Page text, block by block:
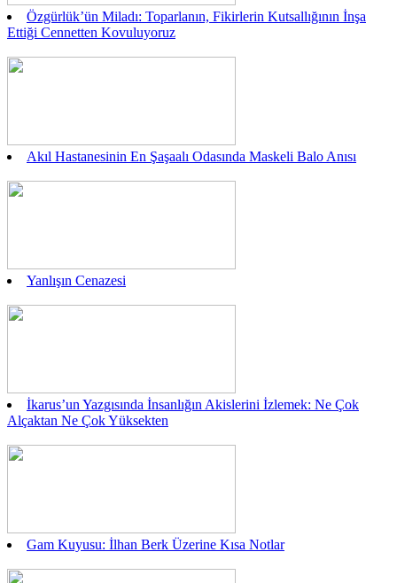
Özgürlük’ün Miladı: Toparlanın, Fikirlerin Kutsallığının İnşa
Ettiği Cennetten Kovuluyoruz
Akıl Hastanesinin En Şaşaalı Odasında Maskeli Balo Anısı
Yanlışın Cenazesi
İkarus’un Yazgısında İnsanlığın Akislerini İzlemek: Ne Çok
Alçaktan Ne Çok Yüksekten
Gam Kuyusu: İlhan Berk Üzerine Kısa Notlar